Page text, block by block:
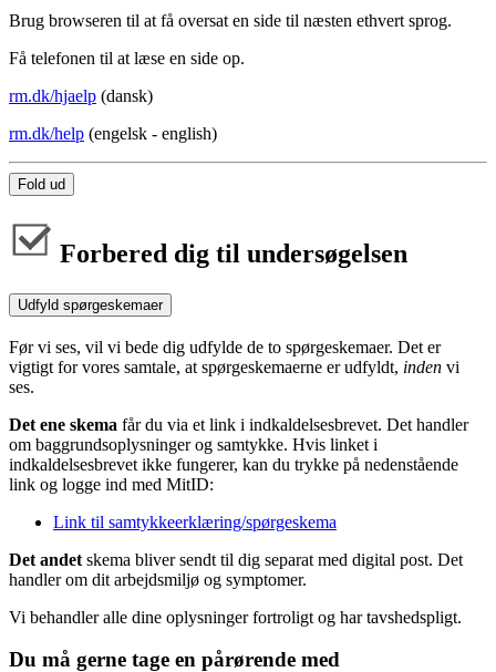
Brug browseren til at få oversat en side til næsten ethvert sprog.
Få telefonen til at læse en side op.
rm.dk/hjaelp (dansk)
rm.dk/help (engelsk - english)
Fold ud
Forbered dig til undersøgelsen
Udfyld spørgeskemaer
Før vi ses, vil vi bede dig udfylde de to spørgeskemaer. Det er
vigtigt for vores samtale, at spørgeskemaerne er udfyldt, inden vi
ses.
Det ene skema får du via et link i indkaldelsesbrevet. Det handler
om baggrundsoplysninger og samtykke. Hvis linket i
indkaldelsesbrevet ikke fungerer, kan du trykke på nedenstående
link og logge ind med MitID:
Link til samtykkeerklæring/spørgeskema
Det andet skema bliver sendt til dig separat med digital post. Det
handler om dit arbejdsmiljø og symptomer.
Vi behandler alle dine oplysninger fortroligt og har tavshedspligt.
Du må gerne tage en pårørende med